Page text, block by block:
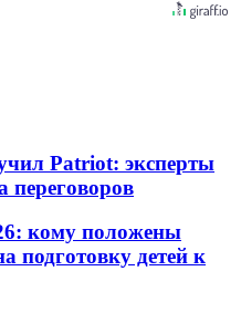
Patriot: эксперты
переговоров
кому положены
подготовку детей к